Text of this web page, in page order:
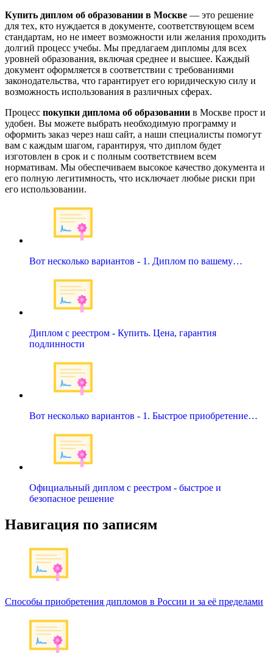
Купить диплом об образовании в Москве — это решение
для тех, кто нуждается в документе, соответствующем всем
стандартам, но не имеет возможности или желания проходить
долгий процесс учебы. Мы предлагаем дипломы для всех
уровней образования, включая среднее и высшее. Каждый
документ оформляется в соответствии с требованиями
законодательства, что гарантирует его юридическую силу и
возможность использования в различных сферах.
Процесс покупки диплома об образовании в Москве прост и
удобен. Вы можете выбрать необходимую программу и
оформить заказ через наш сайт, а наши специалисты помогут
вам с каждым шагом, гарантируя, что диплом будет
изготовлен в срок и с полным соответствием всем
нормативам. Мы обеспечиваем высокое качество документа и
его полную легитимность, что исключает любые риски при
его использовании.
Вот несколько вариантов - 1. Диплом по вашему…
Диплом с реестром - Купить. Цена, гарантия
подлинности
Вот несколько вариантов - 1. Быстрое приобретение…
Официальный диплом с реестром - быстрое и
безопасное решение
Навигация по записям
Способы приобретения дипломов в России и за её пределами